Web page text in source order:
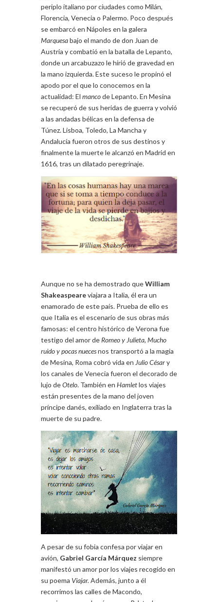
periplo italiano por ciudades como Milán,
Florencia, Venecia o Palermo. Poco después
se embarcó en Nápoles en la galera
Marquesabajo el mando de don Juan de
Austria y combatió en la batalla de Lepanto,
donde un arcabuzazo le hirió de gravedad en
la mano izquierda. Este suceso le propinó el
apodo por el que lo conocemos en la
actualidad: El mancode Lepanto. En Mesina
se recuperó de sus heridas de guerra y volvió
a las andadas bélicas en la defensa de
Túnez. Lisboa, Toledo, La Mancha y
Andalucía fueron otros de sus destinos y
finalmente la muerte le alcanzó en Madrid en
1616, tras un dilatado peregrinaje.
Aunque no se ha demostrado queWilliam
Shakeaspeareviajara a Italia, él era un
enamorado de este país. Prueba de ello es
que Italia es el escenario de sus obras más
famosas: el centro histórico de Verona fue
testigo del amor de Romeo y Julieta, Mucho
ruido y pocas nuecesnos transportó a la magia
de Mesina, Roma cobró vida en Julio Césary
los canales de Venecia fueron el decorado de
lujo deOtelo. También en Hamletlos viajes
están presentes de la mano del joven
príncipe danés, exiliado en Inglaterra tras la
muerte de su padre.
A pesar de su fobia confesa por viajar en
avión, Gabriel García Márquez siempre
manifestó un amor por los viajes recogido en
su poema Viajar. Además, junto a él
recorrimos las calles de Macondo,